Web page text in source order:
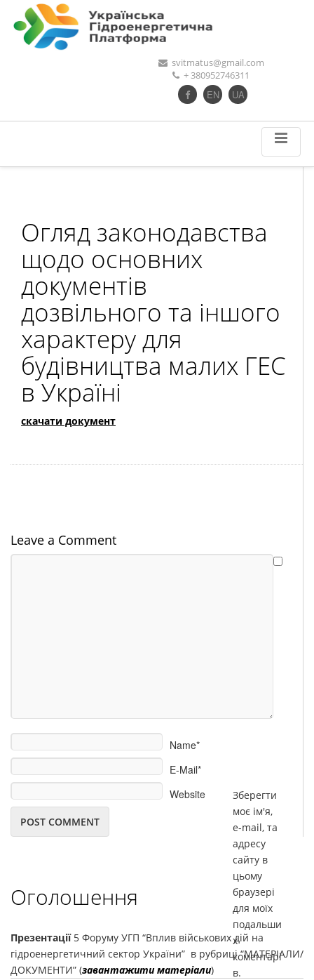
svitmatus@gmail.com
+ 380952746311
EN UA
Огляд законодавства
щодо основних
документів
дозвільного та іншого
характеру для
будівництва малих ГЕС
в Україні
скачати документ
Leave a Comment
Name*
E-Mail*
Website
Зберегти
моє ім'я,
e-mail, та
адресу
сайту в
цьому
браузері
для моїх
подальши
х
коментарі
в.
Оголошення
Презентації5 Форуму УГП “Вплив військових дій на
гідроенергетичний сектор України” в рубриці “МАТЕРІАЛИ/
ДОКУМЕНТИ” (завантажити матеріали)